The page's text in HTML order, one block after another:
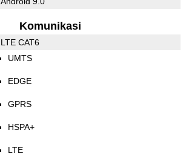
Komunikasi
LTE CAT6
UMTS
EDGE
GPRS
HSPA+
LTE